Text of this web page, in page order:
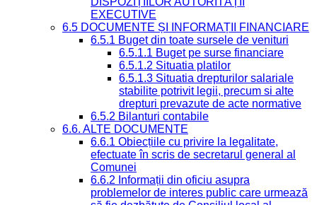
EXECUTIVE
6.5 DOCUMENTE ȘI INFORMAȚII FINANCIARE
6.5.1 Buget din toate sursele de venituri
6.5.1.1 Buget pe surse financiare
6.5.1.2 Situatia platilor
6.5.1.3 Situatia drepturilor salariale
stabilite potrivit legii, precum si alte
drepturi prevazute de acte normative
6.5.2 Bilanturi contabile
6.6. ALTE DOCUMENTE
6.6.1 Obiecțiile cu privire la legalitate,
efectuate în scris de secretarul general al
Comunei
6.6.2 Informații din oficiu asupra
problemelor de interes public care urmează